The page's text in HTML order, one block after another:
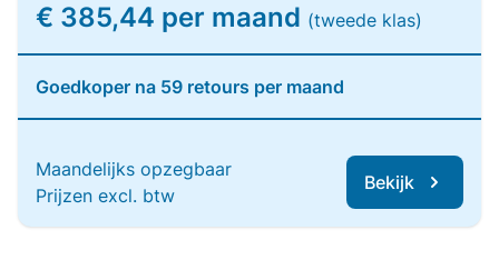
€ 385,44 per maand (tweede klas)
Goedkoper na 59 retours per maand
Maandelijks opzegbaar
Prijzen excl. btw
Bekijk